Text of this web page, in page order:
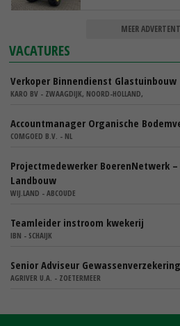
MEER
VACATURES
Verkoper Binnendienst Glastuinbouw
KARO BV - ZWAAGDIJK, NOORD-HOLLAND,
Accountmanager Organische
COMGOED B.V. - NL
Projectmedewerker BoerenNetwerk
Landbouw
WIJ.LAND - ABCOUDE
Teamleider instroom kwekerij
IBN - SCHAIJK
Senior Adviseur
AGRIVER U.A. - ZOETERMEER